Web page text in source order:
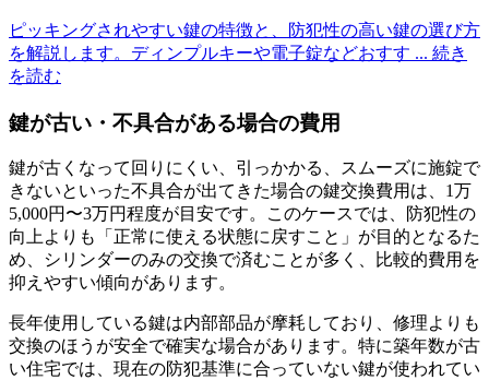
ピッキングされやすい鍵の特徴と、防犯性の高い鍵の選び方
を解説します。ディンプルキーや電子錠などおすす ... 続き
を読む
鍵が古い・不具合がある場合の費用
鍵が古くなって回りにくい、引っかかる、スムーズに施錠で
きないといった不具合が出てきた場合の鍵交換費用は、1万
5,000円〜3万円程度が目安です。このケースでは、防犯性の
向上よりも「正常に使える状態に戻すこと」が目的となるた
め、シリンダーのみの交換で済むことが多く、比較的費用を
抑えやすい傾向があります。
長年使用している鍵は内部部品が摩耗しており、修理よりも
交換のほうが安全で確実な場合があります。特に築年数が古
い住宅では、現在の防犯基準に合っていない鍵が使われてい